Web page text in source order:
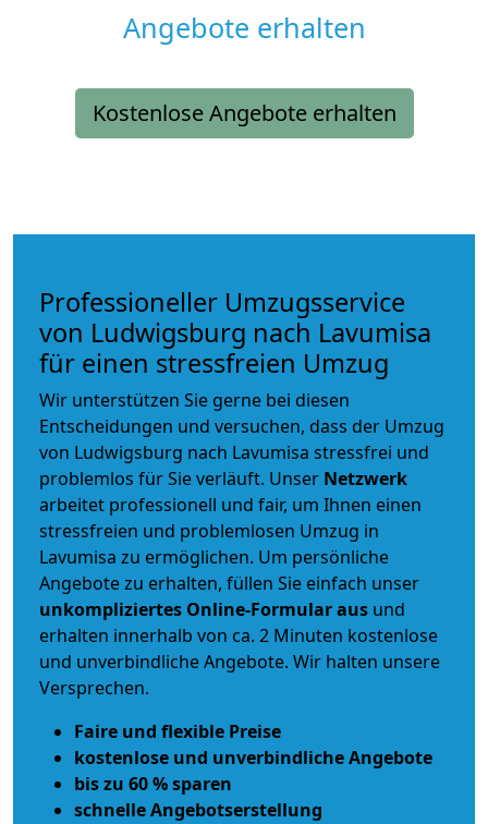
Angebote erhalten
Kostenlose Angebote erhalten
Professioneller Umzugsservice
von Ludwigsburg nach Lavumisa
für einen stressfreien Umzug
Wir unterstützen Sie gerne bei diesen
Entscheidungen und versuchen, dass der Umzug
von Ludwigsburg nach Lavumisa stressfrei und
problemlos für Sie verläuft. Unser Netzwerk
arbeitet professionell und fair, um Ihnen einen
stressfreien und problemlosen Umzug in
Lavumisa zu ermöglichen. Um persönliche
Angebote zu erhalten, füllen Sie einfach unser
unkompliziertes Online-Formular aus und
erhalten innerhalb von ca. 2 Minuten kostenlose
und unverbindliche Angebote. Wir halten unsere
Versprechen.
Faire und flexible Preise
kostenlose und unverbindliche Angebote
bis zu 60 % sparen
schnelle Angebotserstellung